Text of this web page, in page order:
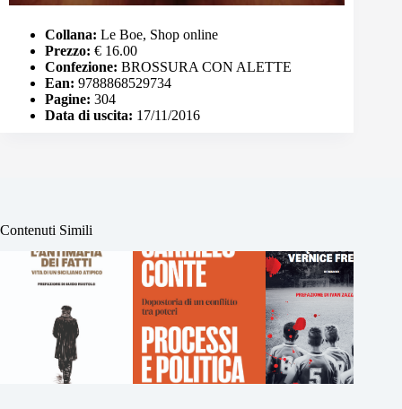
Collana: Le Boe, Shop online
Prezzo: € 16.00
Confezione: BROSSURA CON ALETTE
Ean: 9788868529734
Pagine: 304
Data di uscita: 17/11/2016
Contenuti Simili